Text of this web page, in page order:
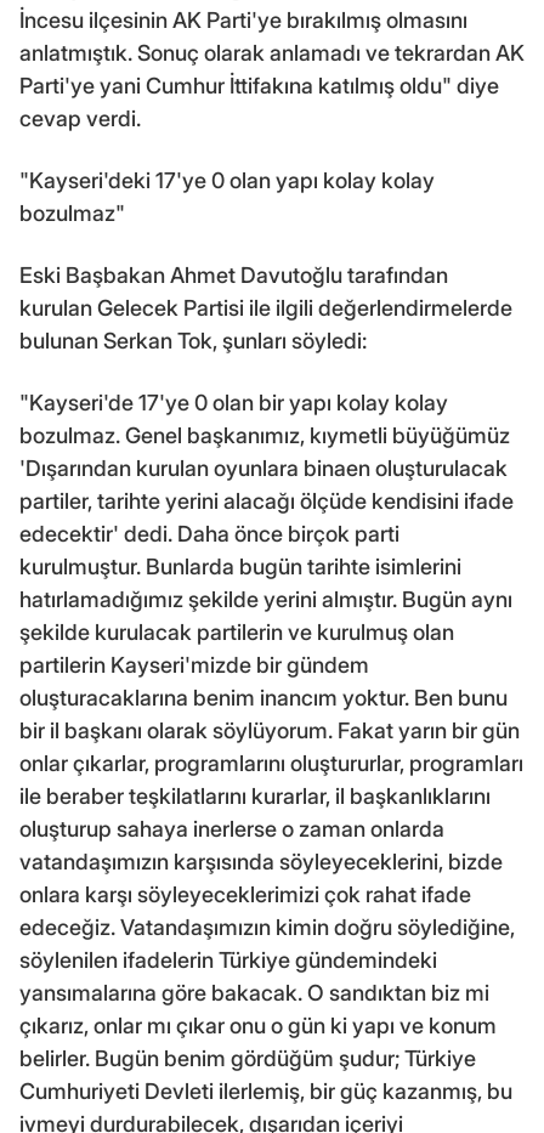
İncesu ilçesinin AK Parti'ye bırakılmış olmasını
anlatmıştık. Sonuç olarak anlamadı ve tekrardan AK
Parti'ye yani Cumhur İttifakına katılmış oldu" diye
cevap verdi.
"Kayseri'deki 17'ye 0 olan yapı kolay kolay
bozulmaz"
Eski Başbakan Ahmet Davutoğlu tarafından
kurulan Gelecek Partisi ile ilgili değerlendirmelerde
bulunan Serkan Tok, şunları söyledi:
"Kayseri'de 17'ye 0 olan bir yapı kolay kolay
bozulmaz. Genel başkanımız, kıymetli büyüğümüz
'Dışarından kurulan oyunlara binaen oluşturulacak
partiler, tarihte yerini alacağı ölçüde kendisini ifade
edecektir' dedi. Daha önce birçok parti
kurulmuştur. Bunlarda bugün tarihte isimlerini
hatırlamadığımız şekilde yerini almıştır. Bugün aynı
şekilde kurulacak partilerin ve kurulmuş olan
partilerin Kayseri'mizde bir gündem
oluşturacaklarına benim inancım yoktur. Ben bunu
bir il başkanı olarak söylüyorum. Fakat yarın bir gün
onlar çıkarlar, programlarını oluştururlar, programları
ile beraber teşkilatlarını kurarlar, il başkanlıklarını
oluşturup sahaya inerlerse o zaman onlarda
vatandaşımızın karşısında söyleyeceklerini, bizde
onlara karşı söyleyeceklerimizi çok rahat ifade
edeceğiz. Vatandaşımızın kimin doğru söylediğine,
söylenilen ifadelerin Türkiye gündemindeki
yansımalarına göre bakacak. O sandıktan biz mi
çıkarız, onlar mı çıkar onu o gün ki yapı ve konum
belirler. Bugün benim gördüğüm şudur; Türkiye
Cumhuriyeti Devleti ilerlemiş, bir güç kazanmış, bu
ivmeyi durdurabilecek, dışarıdan içeriyi